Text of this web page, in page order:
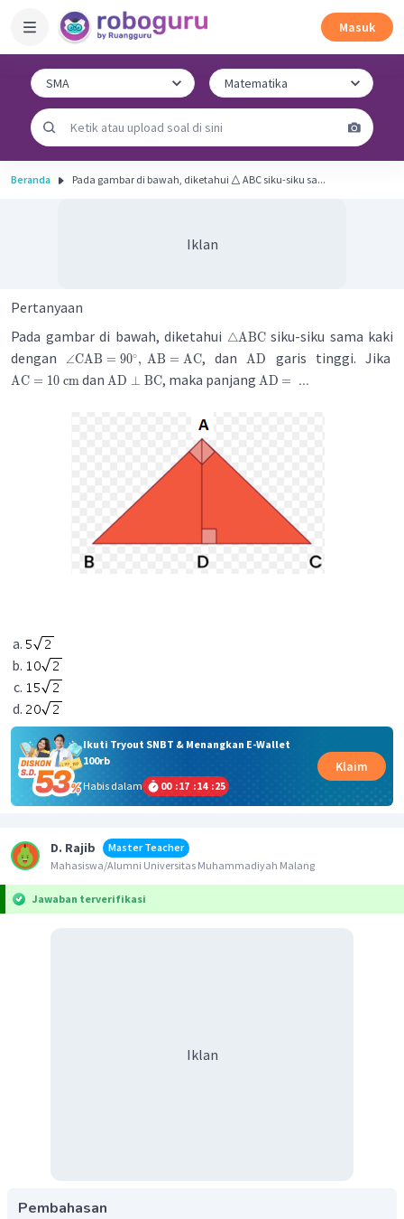
Masuk
Beranda Pada gambar di bawah, diketahui △ ABC siku-siku sa...
Iklan
Pertanyaan
Pada gambar di bawah, diketahui △ABCsiku-siku sama kaki
dengan
∠CAB = 90∘, AB = AC, danAD garis tinggi. Jika
AC = 10 cmdan AD ⊥ BC, maka panjang AD = ...
Ikuti Tryout SNBT & Menangkan E-Wallet
100rb
Habis dalam
00 :17 :14 :25
Klaim
D. Rajib
Master Teacher
Mahasiswa/Alumni Universitas Muhammadiyah Malang
Jawaban terverifikasi
Iklan
Pembahasan